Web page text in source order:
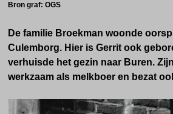
Bron graf: OGS
De familie Broekman woonde
Culemborg. Hier is Gerrit ook
verhuisde het gezin naar Buren.
werkzaam als melkboer en bezat